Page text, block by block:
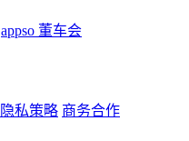
appso 董车会
隐私策略 商务合作